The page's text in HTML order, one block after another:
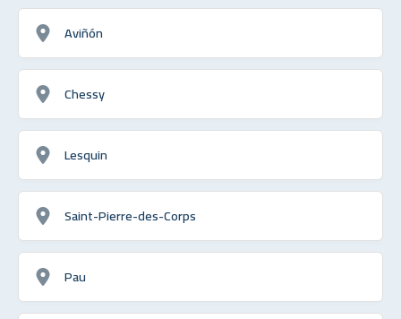
Aviñón
Chessy
Lesquin
Saint-Pierre-des-Corps
Pau